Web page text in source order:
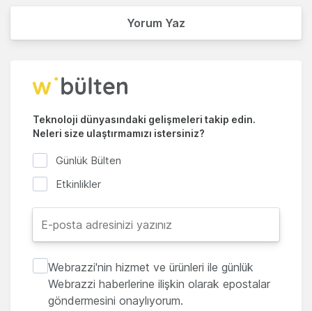
Yorum Yaz
Teknoloji dünyasındaki gelişmeleri takip edin.
Neleri size ulaştırmamızı istersiniz?
Günlük Bülten
Etkinlikler
Webrazzi'nin hizmet ve ürünleri ile günlük
Webrazzi haberlerine ilişkin olarak epostalar
göndermesini onaylıyorum.